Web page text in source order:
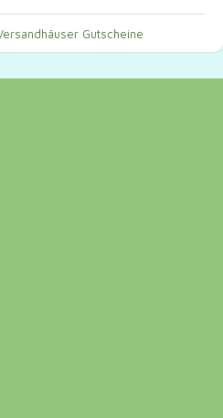
Gutscheine